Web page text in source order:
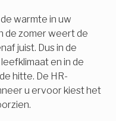
warmte in uw
de zomer weert de
juist. Dus in de
en in de
hitte. De HR-
u ervoor kiest het